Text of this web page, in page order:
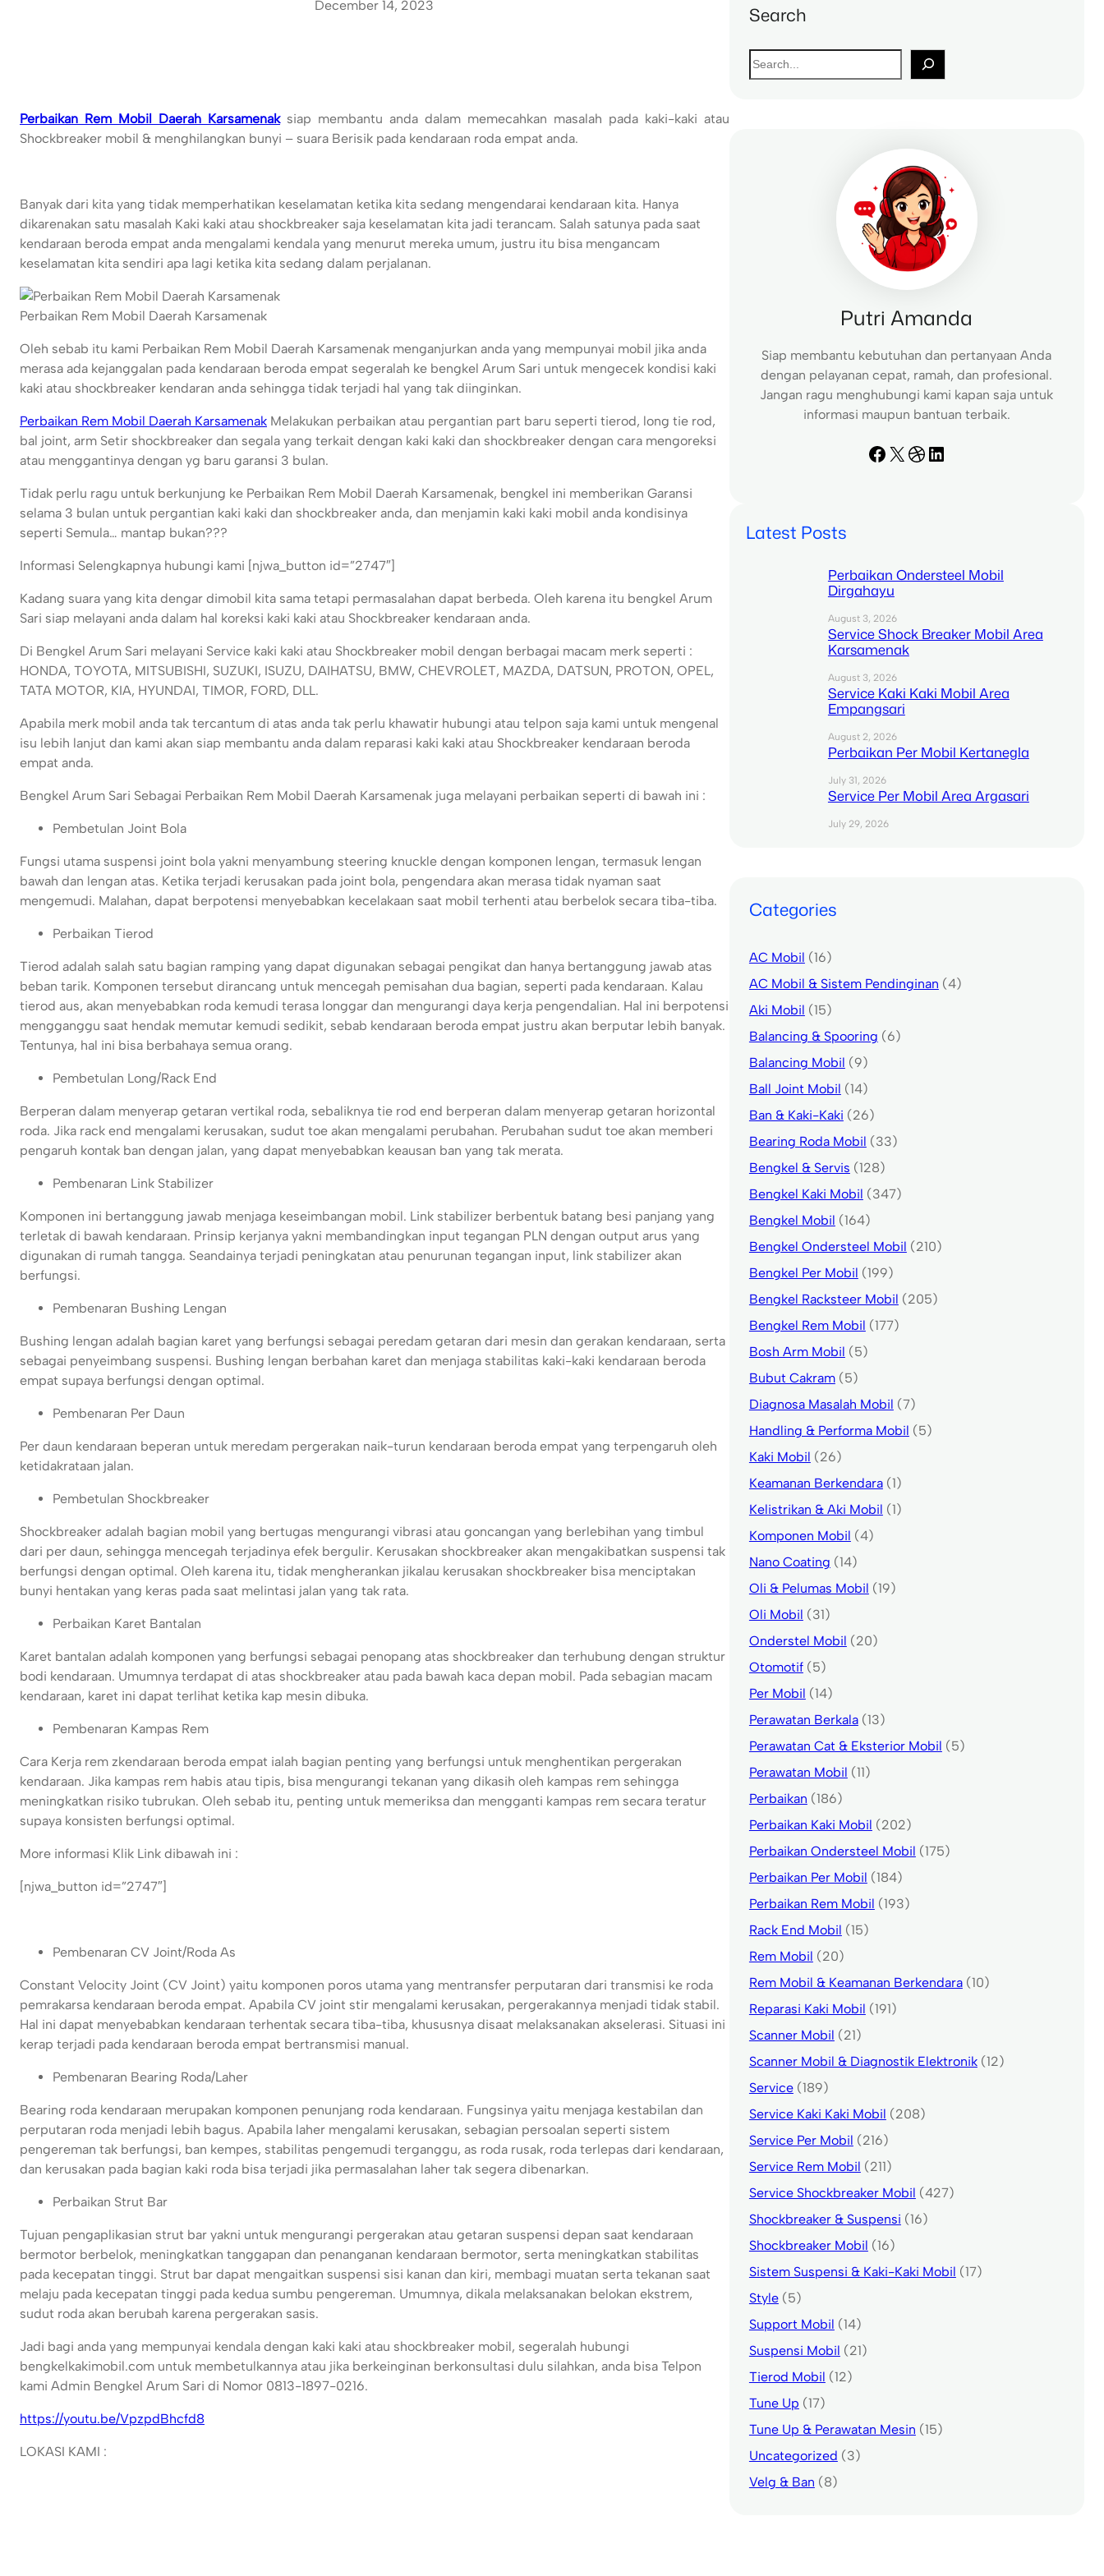
December 14, 2023
Perbaikan Rem Mobil Daerah Karsamenaksiap membantu anda dalam memecahkan masalah pada kaki-kaki atau
Shockbreaker mobil & menghilangkan bunyi – suara Berisik pada kendaraan roda empat anda.
Banyak dari kita yang tidak memperhatikan keselamatan ketika kita sedang mengendarai kendaraan kita. Hanya
dikarenakan satu masalah Kaki kaki atau shockbreaker saja keselamatan kita jadi terancam. Salah satunya pada saat
kendaraan beroda empat anda mengalami kendala yang menurut mereka umum, justru itu bisa mengancam
keselamatan kita sendiri apa lagi ketika kita sedang dalam perjalanan.
Perbaikan Rem Mobil Daerah Karsamenak
Oleh sebab itu kami Perbaikan Rem Mobil Daerah Karsamenak menganjurkan anda yang mempunyai mobil jika anda
merasa ada kejanggalan pada kendaraan beroda empat segeralah ke bengkel Arum Sari untuk mengecek kondisi kaki
kaki atau shockbreaker kendaran anda sehingga tidak terjadi hal yang tak diinginkan.
Perbaikan Rem Mobil Daerah Karsamenak Melakukan perbaikan atau pergantian part baru seperti tierod, long tie rod,
bal joint, arm Setir shockbreaker dan segala yang terkait dengan kaki kaki dan shockbreaker dengan cara mengoreksi
atau menggantinya dengan yg baru garansi 3 bulan.
Tidak perlu ragu untuk berkunjung ke Perbaikan Rem Mobil Daerah Karsamenak, bengkel ini memberikan Garansi
selama 3 bulan untuk pergantian kaki kaki dan shockbreaker anda, dan menjamin kaki kaki mobil anda kondisinya
seperti Semula… mantap bukan???
Informasi Selengkapnya hubungi kami [njwa_button id=”2747″]
Kadang suara yang kita dengar dimobil kita sama tetapi permasalahan dapat berbeda. Oleh karena itu bengkel Arum
Sari siap melayani anda dalam hal koreksi kaki kaki atau Shockbreaker kendaraan anda.
Di Bengkel Arum Sari melayani Service kaki kaki atau Shockbreaker mobil dengan berbagai macam merk seperti :
HONDA, TOYOTA, MITSUBISHI, SUZUKI, ISUZU, DAIHATSU, BMW, CHEVROLET, MAZDA, DATSUN, PROTON, OPEL,
TATA MOTOR, KIA, HYUNDAI, TIMOR, FORD, DLL.
Apabila merk mobil anda tak tercantum di atas anda tak perlu khawatir hubungi atau telpon saja kami untuk mengenal
isu lebih lanjut dan kami akan siap membantu anda dalam reparasi kaki kaki atau Shockbreaker kendaraan beroda
empat anda.
Bengkel Arum Sari Sebagai Perbaikan Rem Mobil Daerah Karsamenak juga melayani perbaikan seperti di bawah ini :
Pembetulan Joint Bola
Fungsi utama suspensi joint bola yakni menyambung steering knuckle dengan komponen lengan, termasuk lengan
bawah dan lengan atas. Ketika terjadi kerusakan pada joint bola, pengendara akan merasa tidak nyaman saat
mengemudi. Malahan, dapat berpotensi menyebabkan kecelakaan saat mobil terhenti atau berbelok secara tiba-tiba.
Perbaikan Tierod
Tierod adalah salah satu bagian ramping yang dapat digunakan sebagai pengikat dan hanya bertanggung jawab atas
beban tarik. Komponen tersebut dirancang untuk mencegah pemisahan dua bagian, seperti pada kendaraan. Kalau
tierod aus, akan menyebabkan roda kemudi terasa longgar dan mengurangi daya kerja pengendalian. Hal ini berpotensi
mengganggu saat hendak memutar kemudi sedikit, sebab kendaraan beroda empat justru akan berputar lebih banyak.
Tentunya, hal ini bisa berbahaya semua orang.
Pembetulan Long/Rack End
Berperan dalam menyerap getaran vertikal roda, sebaliknya tie rod end berperan dalam menyerap getaran horizontal
roda. Jika rack end mengalami kerusakan, sudut toe akan mengalami perubahan. Perubahan sudut toe akan memberi
pengaruh kontak ban dengan jalan, yang dapat menyebabkan keausan ban yang tak merata.
Pembenaran Link Stabilizer
Komponen ini bertanggung jawab menjaga keseimbangan mobil. Link stabilizer berbentuk batang besi panjang yang
terletak di bawah kendaraan. Prinsip kerjanya yakni membandingkan input tegangan PLN dengan output arus yang
digunakan di rumah tangga. Seandainya terjadi peningkatan atau penurunan tegangan input, link stabilizer akan
berfungsi.
Pembenaran Bushing Lengan
Bushing lengan adalah bagian karet yang berfungsi sebagai peredam getaran dari mesin dan gerakan kendaraan, serta
sebagai penyeimbang suspensi. Bushing lengan berbahan karet dan menjaga stabilitas kaki-kaki kendaraan beroda
empat supaya berfungsi dengan optimal.
Pembenaran Per Daun
Per daun kendaraan beperan untuk meredam pergerakan naik-turun kendaraan beroda empat yang terpengaruh oleh
ketidakrataan jalan.
Pembetulan Shockbreaker
Shockbreaker adalah bagian mobil yang bertugas mengurangi vibrasi atau goncangan yang berlebihan yang timbul
dari per daun, sehingga mencegah terjadinya efek bergulir. Kerusakan shockbreaker akan mengakibatkan suspensi tak
berfungsi dengan optimal. Oleh karena itu, tidak mengherankan jikalau kerusakan shockbreaker bisa menciptakan
bunyi hentakan yang keras pada saat melintasi jalan yang tak rata.
Perbaikan Karet Bantalan
Karet bantalan adalah komponen yang berfungsi sebagai penopang atas shockbreaker dan terhubung dengan struktur
bodi kendaraan. Umumnya terdapat di atas shockbreaker atau pada bawah kaca depan mobil. Pada sebagian macam
kendaraan, karet ini dapat terlihat ketika kap mesin dibuka.
Pembenaran Kampas Rem
Cara Kerja rem zkendaraan beroda empat ialah bagian penting yang berfungsi untuk menghentikan pergerakan
kendaraan. Jika kampas rem habis atau tipis, bisa mengurangi tekanan yang dikasih oleh kampas rem sehingga
meningkatkan risiko tubrukan. Oleh sebab itu, penting untuk memeriksa dan mengganti kampas rem secara teratur
supaya konsisten berfungsi optimal.
More informasi Klik Link dibawah ini :
[njwa_button id=”2747″]
Pembenaran CV Joint/Roda As
Constant Velocity Joint (CV Joint) yaitu komponen poros utama yang mentransfer perputaran dari transmisi ke roda
pemrakarsa kendaraan beroda empat. Apabila CV joint stir mengalami kerusakan, pergerakannya menjadi tidak stabil.
Hal ini dapat menyebabkan kendaraan terhentak secara tiba-tiba, khususnya disaat melaksanakan akselerasi. Situasi ini
kerap terjadi pada kendaraan beroda empat bertransmisi manual.
Pembenaran Bearing Roda/Laher
Bearing roda kendaraan merupakan komponen penunjang roda kendaraan. Fungsinya yaitu menjaga kestabilan dan
perputaran roda menjadi lebih bagus. Apabila laher mengalami kerusakan, sebagian persoalan seperti sistem
pengereman tak berfungsi, ban kempes, stabilitas pengemudi terganggu, as roda rusak, roda terlepas dari kendaraan,
dan kerusakan pada bagian kaki roda bisa terjadi jika permasalahan laher tak segera dibenarkan.
Perbaikan Strut Bar
Tujuan pengaplikasian strut bar yakni untuk mengurangi pergerakan atau getaran suspensi depan saat kendaraan
bermotor berbelok, meningkatkan tanggapan dan penanganan kendaraan bermotor, serta meningkatkan stabilitas
pada kecepatan tinggi. Strut bar dapat mengaitkan suspensi sisi kanan dan kiri, membagi muatan serta tekanan saat
melaju pada kecepatan tinggi pada kedua sumbu pengereman. Umumnya, dikala melaksanakan belokan ekstrem,
sudut roda akan berubah karena pergerakan sasis.
Jadi bagi anda yang mempunyai kendala dengan kaki kaki atau shockbreaker mobil, segeralah hubungi
bengkelkakimobil.com untuk membetulkannya atau jika berkeinginan berkonsultasi dulu silahkan, anda bisa Telpon
kami Admin Bengkel Arum Sari di Nomor 0813-1897-0216.
https://youtu.be/VpzpdBhcfd8
LOKASI KAMI :
Search
S
e
Putri Amanda
Siap membantu kebutuhan dan pertanyaan Anda
dengan pelayanan cepat, ramah, dan profesional.
Jangan ragu menghubungi kami kapan saja untuk
informasi maupun bantuan terbaik.
Facebook X Dribbble LinkedIn
Latest Posts
Perbaikan Ondersteel Mobil
Dirgahayu
August 3, 2026
Service Shock Breaker Mobil Area
Karsamenak
August 3, 2026
Service Kaki Kaki Mobil Area
Empangsari
August 2, 2026
Perbaikan Per Mobil Kertanegla
July 31, 2026
Service Per Mobil Area Argasari
July 29, 2026
Categories
AC Mobil (16)
AC Mobil & Sistem Pendinginan (4)
Aki Mobil (15)
Balancing & Spooring (6)
Balancing Mobil (9)
Ball Joint Mobil (14)
Ban & Kaki-Kaki (26)
Bearing Roda Mobil (33)
Bengkel & Servis (128)
Bengkel Kaki Mobil (347)
Bengkel Mobil (164)
Bengkel Ondersteel Mobil (210)
Bengkel Per Mobil (199)
Bengkel Racksteer Mobil (205)
Bengkel Rem Mobil (177)
Bosh Arm Mobil (5)
Bubut Cakram(5)
Diagnosa Masalah Mobil (7)
Handling & Performa Mobil (5)
Kaki Mobil (26)
Keamanan Berkendara(1)
Kelistrikan & Aki Mobil (1)
Komponen Mobil (4)
Nano Coating (14)
Oli & Pelumas Mobil (19)
Oli Mobil (31)
Onderstel Mobil (20)
Otomotif(5)
Per Mobil (14)
Perawatan Berkala(13)
Perawatan Cat & Eksterior Mobil (5)
Perawatan Mobil (11)
Perbaikan (186)
Perbaikan Kaki Mobil (202)
Perbaikan Ondersteel Mobil (175)
Perbaikan Per Mobil (184)
Perbaikan Rem Mobil (193)
Rack End Mobil (15)
Rem Mobil (20)
Rem Mobil & Keamanan Berkendara(10)
Reparasi Kaki Mobil (191)
Scanner Mobil (21)
Scanner Mobil & Diagnostik Elektronik(12)
Service(189)
Service Kaki Kaki Mobil (208)
Service Per Mobil (216)
Service Rem Mobil (211)
Service Shockbreaker Mobil (427)
Shockbreaker & Suspensi (16)
Shockbreaker Mobil (16)
Sistem Suspensi & Kaki-Kaki Mobil (17)
Style(5)
Support Mobil (14)
Suspensi Mobil (21)
Tierod Mobil (12)
Tune Up (17)
Tune Up & Perawatan Mesin (15)
Uncategorized (3)
Velg & Ban (8)